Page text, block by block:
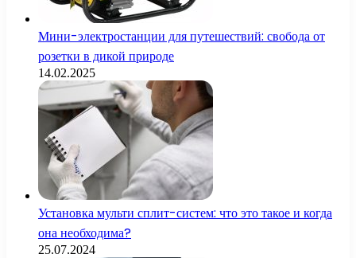
Мини-электростанции для путешествий: свобода от
розетки в дикой природе
14.02.2025
Установка мульти сплит-систем: что это такое и когда
она необходима?
25.07.2024